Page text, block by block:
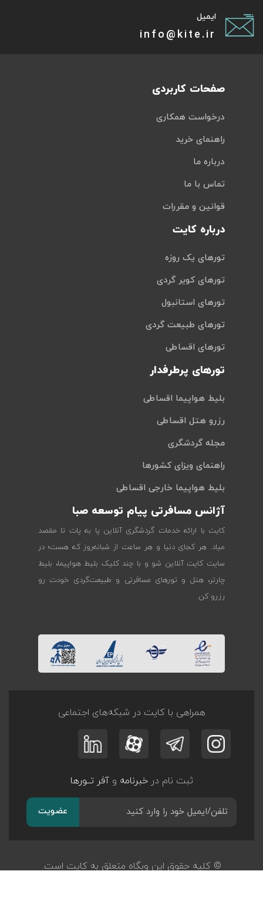
ایمیل
info@kite.ir
صفحات کاربردی
درخواست همکاری
راهنمای خرید
درباره ما
تماس با ما
قوانین و مقررات
درباره کایت
تورهای یک روزه
تورهای کویر گردی
تورهای استانبول
تورهای طبیعت گردی
تورهای اقساطی
تورهای پرطرفدار
بلیط هواپیما اقساطی
رزرو هتل اقساطی
مجله گردشگری
راهنمای ویزای کشورها
بلیط هواپیما خارجی اقساطی
آژانس مسافرتی پیام توسعه صبا
کایت با ارائه خدمات گردشگری آنلاین پا به پات تا مقصد
میاد. هر کجای دنیا و هر ساعت از شبانه‌روز که هست؛ در
سایت کایت آنلاین شو و با چند کلیک بلیط هواپیما، بلیط
چارتر، هتل و تورهای مسافرتی و طبیعت‌گردی خودت رو
رزرو کن.
همراهی با کایت در شبکه‌های اجتماعی
ثبت نام درخبرنامه وآفر تــورها
عضویت
© کلیه حقوق این وبگاه متعلق به کایت است.